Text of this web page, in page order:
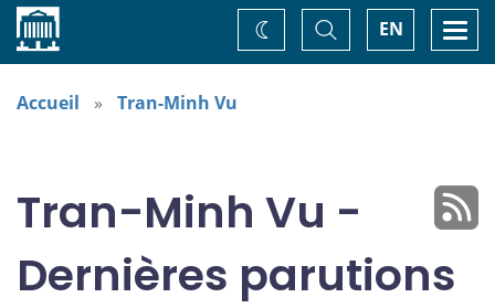
Accueil EN
Basculer
la
recherche
Changez
de
Accueil Tran-Minh Vu
Tran-Minh Vu -
Dernières parutions